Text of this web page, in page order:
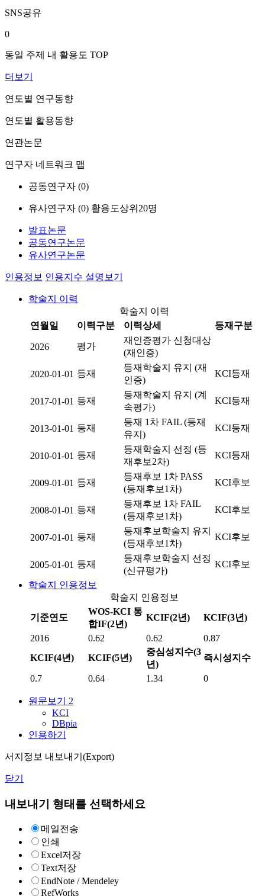
SNS공유
0
동일 주제 내 활용도 TOP
더보기
연도별 연구동향
연도별 활용동향
연관논문
연구자 네트워크 맵
공동연구자 (0)
유사연구자 (0) 활용도상위20명
발표논문
공동연구논문
유사연구논문
인용정보 인용지수 설명보기
학술지 이력
학술지 이력
연월일
이력구분 이력상세 등재구분
2026 평가
재인증평가 신청대상
(재인증)
2020-01-01 등재
등재학술지 유지 (재
인증)
KCI등재
2017-01-01 등재
등재학술지 유지 (계
속평가)
KCI등재
2013-01-01 등재
등재 1차 FAIL (등재
유지)
KCI등재
2010-01-01 등재
등재학술지 선정 (등
재후보2차)
KCI등재
2009-01-01 등재
등재후보 1차 PASS
(등재후보1차)
KCI후보
2008-01-01 등재
등재후보 1차 FAIL
(등재후보1차)
KCI후보
2007-01-01 등재
등재후보학술지 유지
(등재후보1차)
KCI후보
2005-01-01 등재
등재후보학술지 선정
(신규평가)
KCI후보
학술지 인용정보
학술지 인용정보
기준연도
WOS-KCI 통
합IF(2년)
KCIF(2년) KCIF(3년)
2016 0.62 0.62
0.87
KCIF(4년)
KCIF(5년)
중심성지수(3
년)
즉시성지수
0.7 0.64 1.34 0
원문보기 2
KCI
DBpia
인용하기
서지정보 내보내기(Export)
닫기
내보내기 형태를 선택하세요
메일전송
인쇄
Excel저장
Text저장
EndNote / Mendeley
RefWorks